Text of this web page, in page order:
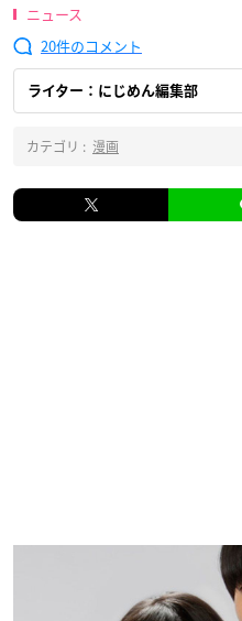
ニュース
20
ライター：にじめん編集部
カテゴリ : 漫画